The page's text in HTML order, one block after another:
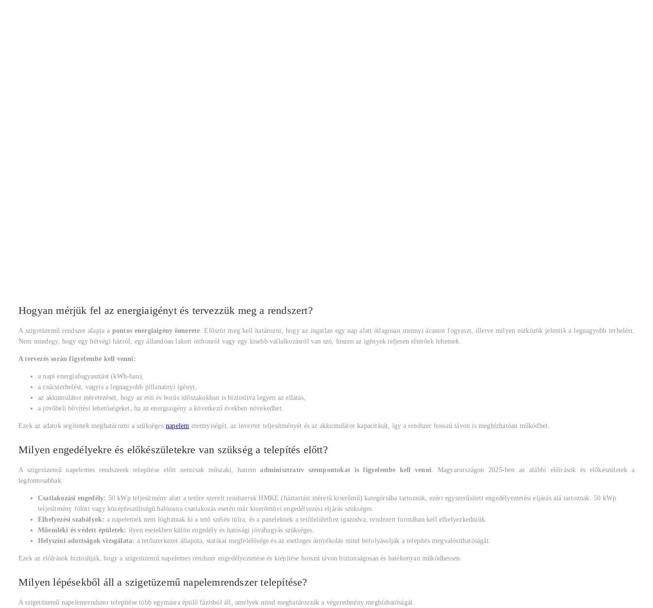
Hogyan mérjük fel az energiaigényt és tervezzük meg a rendszert?
A szigetüzemű rendszer alapja a pontos energiaigény ismerete. Először meg kell határozni, hogy az ingatlan egy nap alatt átlagosan mennyi áramot fogyaszt, illetve milyen eszközök jelentik a legnagyobb terhelést.
Nem mindegy, hogy egy hétvégi házról, egy állandóan lakott otthonról vagy egy kisebb vállalkozásról van szó, hiszen az igények teljesen eltérőek lehetnek.
A tervezés során figyelembe kell venni:
a napi energiafogyasztást (kWh-ban),
a csúcsterhelést, vagyis a legnagyobb pillanatnyi igényt,
az akkumulátor méretezését, hogy az esti és borús időszakokban is biztosítva legyen az ellátás,
a jövőbeli bővítési lehetőségeket, ha az energiaigény a következő években növekedhet.
Ezek az adatok segítenek meghatározni a szükséges napelem mennyiségét, az inverter teljesítményét és az akkumulátor kapacitását, így a rendszer hosszú távon is megbízhatóan működhet.
Milyen engedélyekre és előkészületekre van szükség a telepítés előtt?
A szigetüzemű napelemes rendszerek telepítése előtt nemcsak műszaki, hanemadminisztratív szempontokat is figyelembe kell venni. Magyarországon 2025-ben az alábbi előírások és előkészületek a
legfontosabbak:
Csatlakozási engedély: 50 kWp teljesítmény alatt a tetőre szerelt rendszerek HMKE (háztartási méretű kiserőmű) kategóriába tartoznak, ezért egyszerűsített engedélyeztetési eljárás alá tartoznak. 50 kWp
teljesítmény fölött vagy középfeszültségű hálózatra csatlakozás esetén már kiserőművi engedélyezési eljárás szükséges.
Elhelyezési szabályok: a napelemek nem lóghatnak ki a tető szélén túlra, és a paneleknek a tetőfelülethez igazodva, rendezett formában kell elhelyezkedniük.
Műemléki és védett épületek: ilyen esetekben külön engedély és hatósági jóváhagyás szükséges.
Helyszíni adottságok vizsgálata: a tetőszerkezet állapota, statikai megfelelősége és az esetleges árnyékolás mind befolyásolják a telepítés megvalósíthatóságát.
Ezek az előírások biztosítják, hogy a szigetüzemű napelemes rendszer engedélyeztetése és kiépítése hosszú távon biztonságosan és hatékonyan működhessen.
Milyen lépésekből áll a szigetüzemű napelemrendszer telepítése?
A szigetüzemű napelemrendszer telepítése több egymásra épülő fázisból áll, amelyek mind meghatározzák a végeredmény megbízhatóságát.